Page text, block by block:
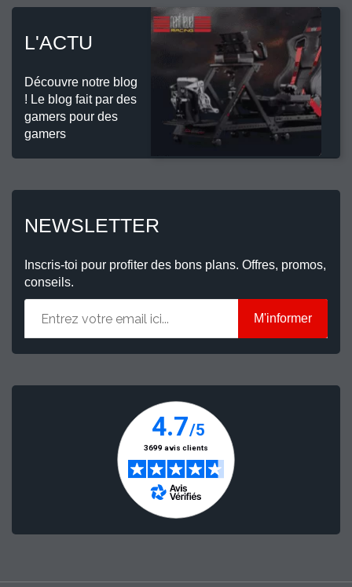
L'ACTU
Découvre notre blog
! Le blog fait par des
gamers pour des
gamers
NEWSLETTER
Inscris-toi pour profiter des bons plans. Offres, promos,
conseils.
M'informer